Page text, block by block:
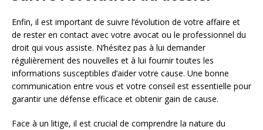
Enfin, il est important de suivre l’évolution de votre affaire et
de rester en contact avec votre avocat ou le professionnel du
droit qui vous assiste. N’hésitez pas à lui demander
régulièrement des nouvelles et à lui fournir toutes les
informations susceptibles d’aider votre cause. Une bonne
communication entre vous et votre conseil est essentielle pour
garantir une défense efficace et obtenir gain de cause.
Face à un litige, il est crucial de comprendre la nature du